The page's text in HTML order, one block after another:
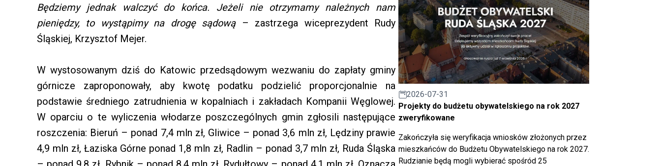
Będziemy jednak walczyć do końca. Jeżeli nie otrzymamy należnych nam
pieniędzy, to wystąpimy na drogę sądową – zastrzega wiceprezydent Rudy
Śląskiej, Krzysztof Mejer.
W wystosowanym dziś do Katowic przedsądowym wezwaniu do zapłaty gminy
górnicze zaproponowały, aby kwotę podatku podzielić proporcjonalnie na
podstawie średniego zatrudnienia w kopalniach i zakładach Kompanii Węglowej.
W oparciu o te wyliczenia włodarze poszczególnych gmin zgłosili następujące
roszczenia: Bieruń – ponad 7,4 mln zł, Gliwice – ponad 3,6 mln zł, Lędziny prawie
4,9 mln zł, Łaziska Górne ponad 1,8 mln zł, Radlin – ponad 3,7 mln zł, Ruda Śląska
2026-07-31
Projekty do budżetu obywatelskiego na rok 2027
zweryfikowane
Zakończyła się weryfikacja wniosków złożonych przez
mieszkańców do Budżetu Obywatelskiego na rok 2027.
Rudzianie będą mogli wybierać spośród 25